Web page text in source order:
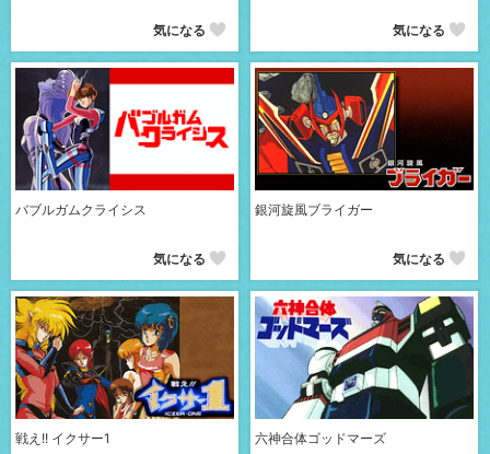
気になる 気になる
バブルガムクライシス
気になる
銀河旋風ブライガー
気になる
戦え!! イクサー1 六神合体ゴッドマーズ